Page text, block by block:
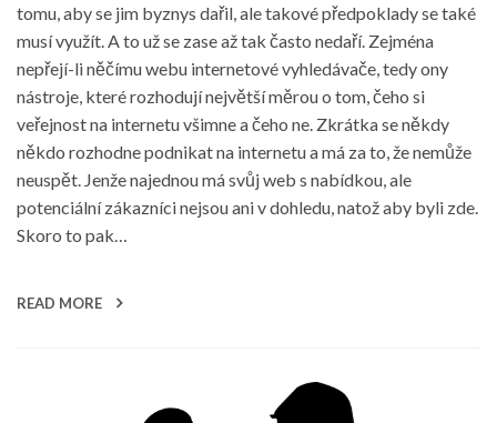
tomu, aby se jim byznys dařil, ale takové předpoklady se také
musí využít. A to už se zase až tak často nedaří. Zejména
nepřejí-li něčímu webu internetové vyhledávače, tedy ony
nástroje, které rozhodují největší měrou o tom, čeho si
veřejnost na internetu všimne a čeho ne. Zkrátka se někdy
někdo rozhodne podnikat na internetu a má za to, že nemůže
neuspět. Jenže najednou má svůj web s nabídkou, ale
potenciální zákazníci nejsou ani v dohledu, natož aby byli zde.
Skoro to pak…
READ MORE